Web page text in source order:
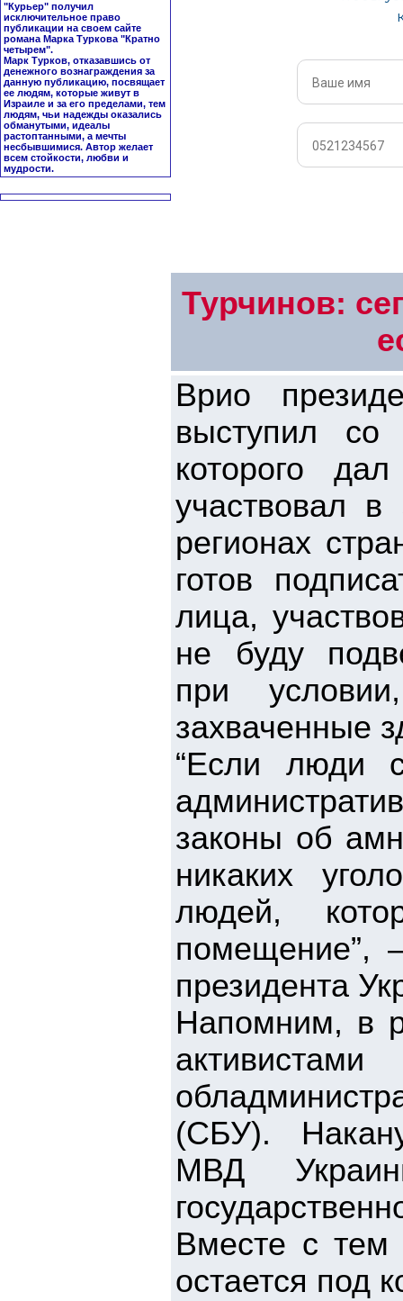
"Курьер" получил
исключительное право
публикации на своем сайте
романа Марка Туркова "Кратно
четырем".
Марк Турков, отказавшись от
денежного вознаграждения за
данную публикацию, посвящает
ее людям, которые живут в
Израиле и за его пределами, тем
людям, чьи надежды оказались
обманутыми, идеалы
растоптанными, а мечты
несбывшимися. Автор желает
всем стойкости, любви и
мудрости.
Турчинов:
Врио
выступил
которого
участвовал в
регионах
готов
лица,
не буду
при
захваченные
“Если люди
законы об
никаких
людей,
помещение”,
президента
Напомним, в
(СБУ).
МВД
Вместе с
остается под